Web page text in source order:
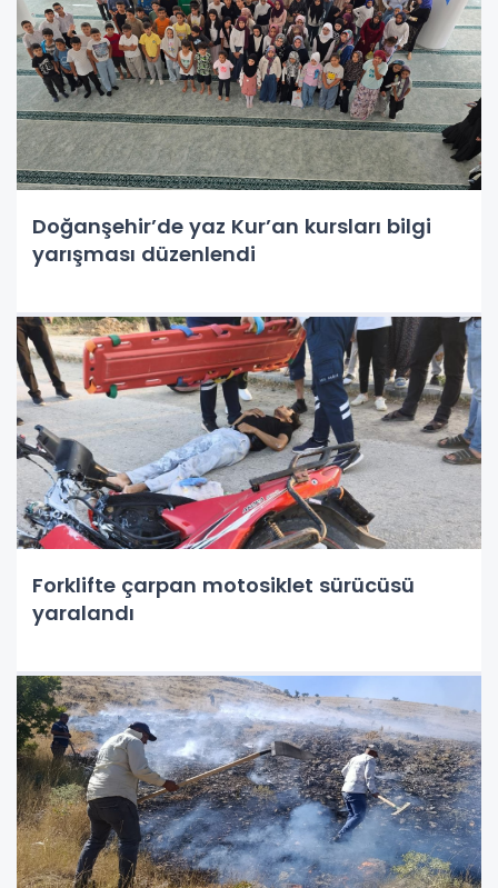
Doğanşehir’de yaz Kur’an kursları bilgi
yarışması düzenlendi
Forklifte çarpan motosiklet sürücüsü
yaralandı